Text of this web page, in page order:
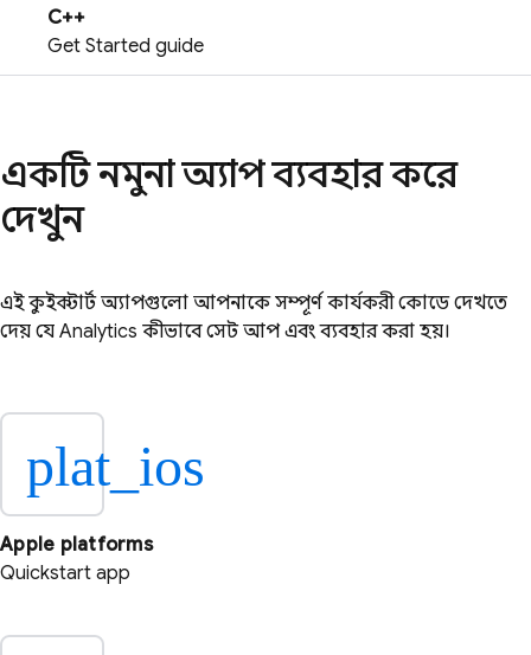
C++
Get Started guide
একটি নমুনা অ্যাপ ব্যবহার করে
দেখুন
এই কুইকস্টার্ট অ্যাপগুলো আপনাকে সম্পূর্ণ কার্যকরী কোডে দেখতে
দেয় যে Analytics কীভাবে সেট আপ এবং ব্যবহার করা হয়।
plat_ios
Apple platforms
Quickstart app